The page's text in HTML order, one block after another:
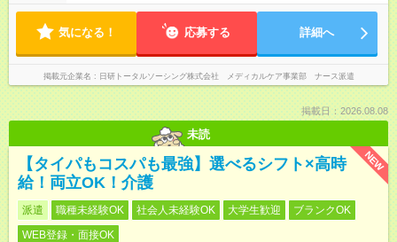
気になる！ 応募する 詳細へ
掲載元企業名 日研トータルソーシング株式会社 メディカルケア事業部 ナース派遣
掲載日：2026.08.08
未読
NEW
【タイパもコスパも最強】選べるシフト×高時
給！両立OK！介護
派遣 職種未経験OK 社会人未経験OK 大学生歓迎
ブランクOK
WEB登録・面接OK